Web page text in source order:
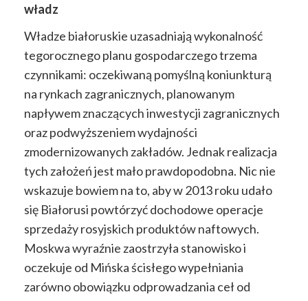
władz
Władze białoruskie uzasadniają wykonalność
tegorocznego planu gospodarczego trzema
czynnikami: oczekiwaną pomyślną koniunkturą
na rynkach zagranicznych, planowanym
napływem znaczących inwestycji zagranicznych
oraz podwyższeniem wydajności
zmodernizowanych zakładów. Jednak realizacja
tych założeń jest mało prawdopodobna. Nic nie
wskazuje bowiem na to, aby w 2013 roku udało
się Białorusi powtórzyć dochodowe operacje
sprzedaży rosyjskich produktów naftowych.
Moskwa wyraźnie zaostrzyła stanowisko i
oczekuje od Mińska ścisłego wypełniania
zarówno obowiązku odprowadzania ceł od